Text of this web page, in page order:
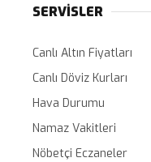
SERVİSLER
Canlı Altın Fiyatları
Canlı Döviz Kurları
Hava Durumu
Namaz Vakitleri
Nöbetçi Eczaneler